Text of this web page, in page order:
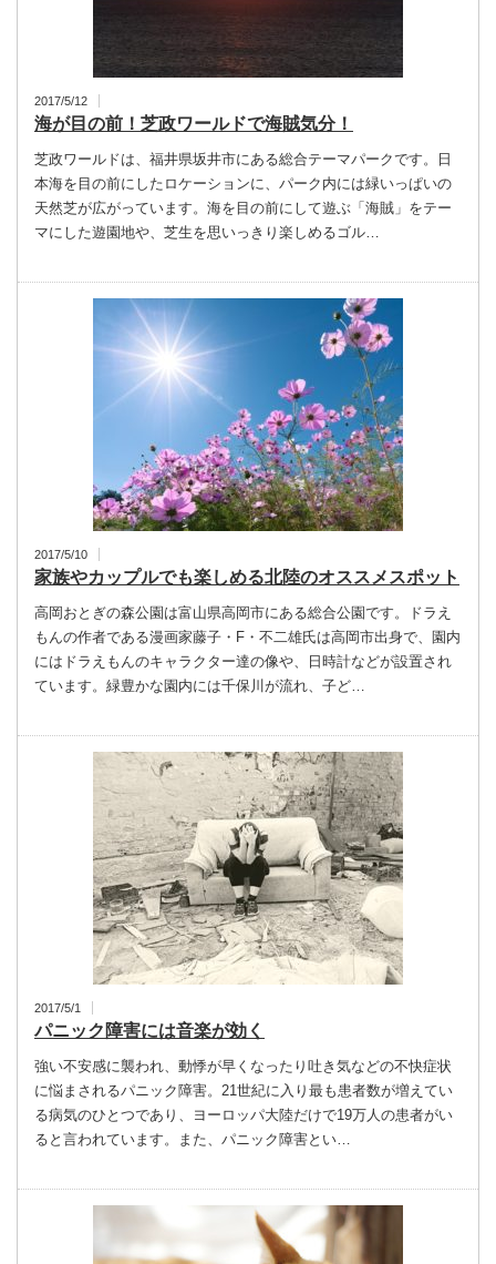
2017/5/12
海が目の前！芝政ワールドで海賊気分！
芝政ワールドは、福井県坂井市にある総合テーマパークです。日
本海を目の前にしたロケーションに、パーク内には緑いっぱいの
天然芝が広がっています。海を目の前にして遊ぶ「海賊」をテー
マにした遊園地や、芝生を思いっきり楽しめるゴル…
2017/5/10
家族やカップルでも楽しめる北陸のオススメスポット
高岡おとぎの森公園は富山県高岡市にある総合公園です。ドラえ
もんの作者である漫画家藤子・F・不二雄氏は高岡市出身で、園内
にはドラえもんのキャラクター達の像や、日時計などが設置され
ています。緑豊かな園内には千保川が流れ、子ど…
2017/5/1
パニック障害には音楽が効く
強い不安感に襲われ、動悸が早くなったり吐き気などの不快症状
に悩まされるパニック障害。21世紀に入り最も患者数が増えてい
る病気のひとつであり、ヨーロッパ大陸だけで19万人の患者がい
ると言われています。また、パニック障害とい…